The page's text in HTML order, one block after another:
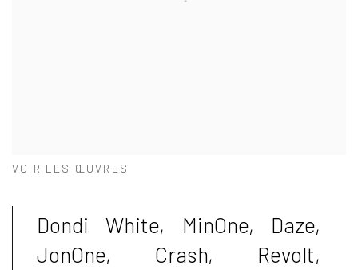
VOIR LES ŒUVRES
Dondi White, MinOne, Daze,
JonOne, Crash, Revolt,